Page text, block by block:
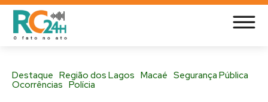
Destaque Região dos Lagos Macaé Segurança Pública
Ocorrências Polícia